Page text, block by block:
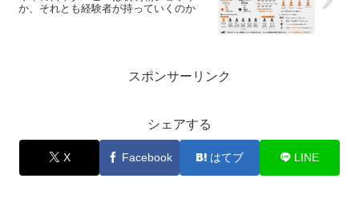
か、それとも経験者が持っていくのか
スポンサーリンク
シェアする
X Facebook はてブ LINE